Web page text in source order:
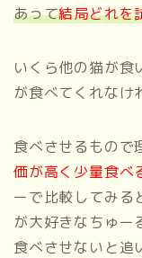
あって結局どれを
いくら他の猫が食
が食べてくれなけ
食べさせるもので
価が高く少量食べ
ーで比較してみる
が大好きなちゅー
食べさせないと追